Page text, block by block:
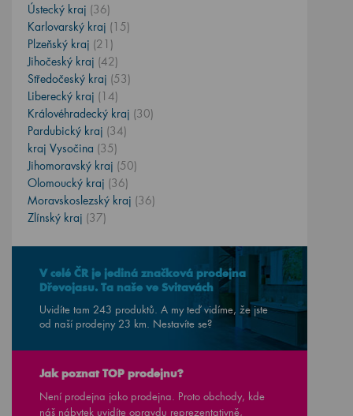
Ústecký kraj (36)
Karlovarský kraj (15)
Plzeňský kraj (21)
Jihočeský kraj (42)
Středočeský kraj (53)
Liberecký kraj (14)
Královéhradecký kraj (30)
Pardubický kraj (34)
kraj Vysočina (35)
Jihomoravský kraj (50)
Olomoucký kraj (36)
Moravskoslezský kraj (36)
Zlínský kraj (37)
V celé ČR je jediná značková prodejna
Dřevojasu. Ta naše ve Svitavách
Uvidíte tam 243 produktů. A my teď vidíme, že jste
od naší prodejny 23 km. Nestavíte se?
Jak poznat TOP prodejnu?
Není prodejna jako prodejna. Proto obchody, kde
náš nábytek uvidíte opravdu reprezentativně,